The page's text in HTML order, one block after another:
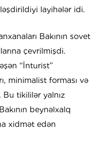
layihələr idi.
Bakının sovet
çevrilmişdi.
“İnturist”
minimalist forması və
tikililər yalnız
beynəlxalq
xidmət edən